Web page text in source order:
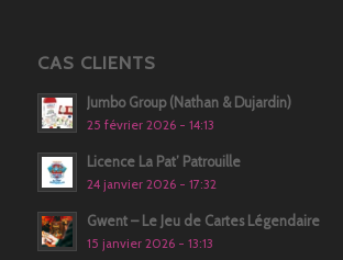
CAS CLIENTS
Jumbo Group (Nathan & Dujardin)
25 février 2026 - 14:13
Licence La Pat’ Patrouille
24 janvier 2026 - 17:32
Gwent – Le Jeu de Cartes Légendaire
15 janvier 2026 - 13:13